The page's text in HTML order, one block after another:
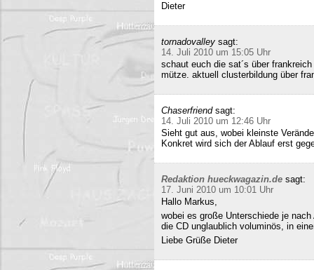
Dieter
tornadovalley sagt:
14. Juli 2010 um 15:05 Uhr
schaut euch die sat´s über
mütze. aktuell clusterbildung über
Chaserfriend sagt:
14. Juli 2010 um 12:46 Uhr
Sieht gut aus, wobei kleinste
Konkret wird sich der Ablauf erst
Redaktion hueckwagazin.de sagt:
17. Juni 2010 um 10:01 Uhr
Hallo Markus,
wobei es große Unterschiede je
die CD unglaublich voluminös, in
Liebe Grüße Dieter